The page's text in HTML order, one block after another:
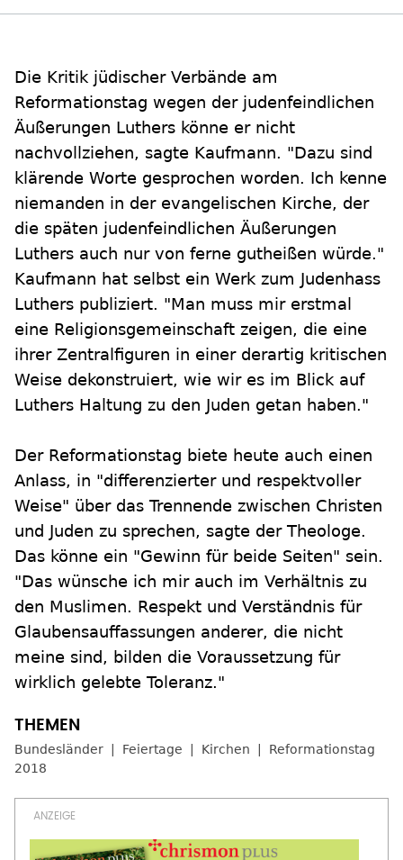
Die Kritik jüdischer Verbände am
Reformationstag wegen der judenfeindlichen
Äußerungen Luthers könne er nicht
nachvollziehen, sagte Kaufmann. "Dazu sind
klärende Worte gesprochen worden. Ich kenne
niemanden in der evangelischen Kirche, der
die späten judenfeindlichen Äußerungen
Luthers auch nur von ferne gutheißen würde."
Kaufmann hat selbst ein Werk zum Judenhass
Luthers publiziert. "Man muss mir erstmal
eine Religionsgemeinschaft zeigen, die eine
ihrer Zentralfiguren in einer derartig kritischen
Weise dekonstruiert, wie wir es im Blick auf
Luthers Haltung zu den Juden getan haben."
Der Reformationstag biete heute auch einen
Anlass, in "differenzierter und respektvoller
Weise" über das Trennende zwischen Christen
und Juden zu sprechen, sagte der Theologe.
Das könne ein "Gewinn für beide Seiten" sein.
"Das wünsche ich mir auch im Verhältnis zu
den Muslimen. Respekt und Verständnis für
Glaubensauffassungen anderer, die nicht
meine sind, bilden die Voraussetzung für
wirklich gelebte Toleranz."
Bundesländer Feiertage Kirchen
Reformationstag
2018